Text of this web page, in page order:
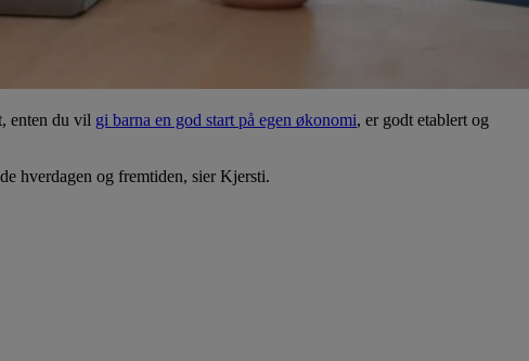
enten du vil gi barna en god start på egen økonomi, er godt etablert og
hverdagen og fremtiden, sier Kjersti.